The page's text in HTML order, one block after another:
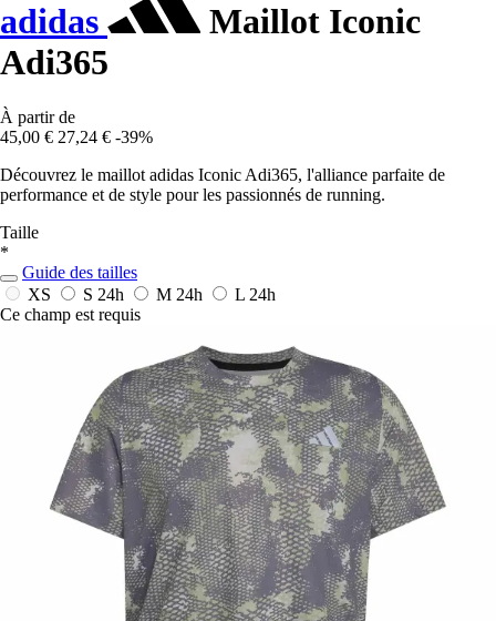
adidas
Maillot Iconic
Adi365
À partir de
45,00 € 27,24 € -39%
Découvrez le maillot adidas Iconic Adi365, l'alliance parfaite de
performance et de style pour les passionnés de running.
Taille
*
Guide des tailles
XS
S 24h M 24h L 24h
Ce champ est requis